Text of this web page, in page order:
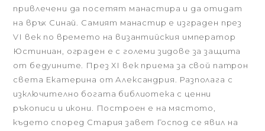
привлечени да посетят манастира и да отидат
на връх Синай. Самият манастир е изграден през
VІ век по времето на византийския император
Юстиниан, ограден е с големи зидове за защита
от бедуините. През ХІ век приема за свой патрон
света Екатерина от Александрия. Разполага с
изключително богата библиотека с ценни
ръкописи и икони. Построен е на мястото,
където според Стария завет Господ се явил на